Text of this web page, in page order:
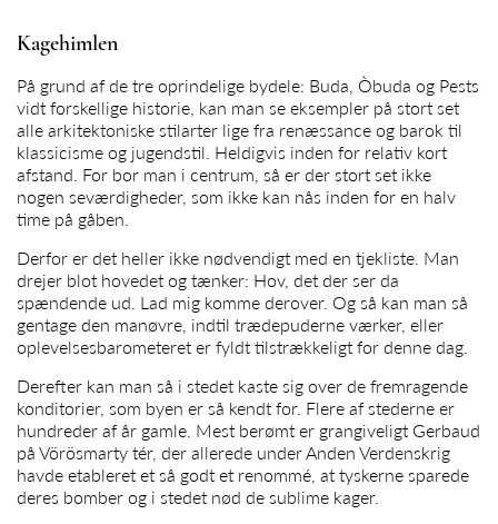
Kagehimlen
På grund af de tre oprindelige bydele: Buda, Òbuda og Pests
vidt forskellige historie, kan man se eksempler på stort set
alle arkitektoniske stilarter lige fra renæssance og barok til
klassicisme og jugendstil. Heldigvis inden for relativ kort
afstand. For bor man i centrum, så er der stort set ikke
nogen seværdigheder, som ikke kan nås inden for en halv
time på gåben.
Derfor er det heller ikke nødvendigt med en tjekliste. Man
drejer blot hovedet og tænker: Hov, det der ser da
spændende ud. Lad mig komme derover. Og så kan man så
gentage den manøvre, indtil trædepuderne værker, eller
oplevelsesbarometeret er fyldt tilstrækkeligt for denne dag.
Derefter kan man så i stedet kaste sig over de fremragende
konditorier, som byen er så kendt for. Flere af stederne er
hundreder af år gamle. Mest berømt er grangiveligt Gerbaud
på Vörösmarty tér, der allerede under Anden Verdenskrig
havde etableret et så godt et renommé, at tyskerne sparede
deres bomber og i stedet nød de sublime kager.